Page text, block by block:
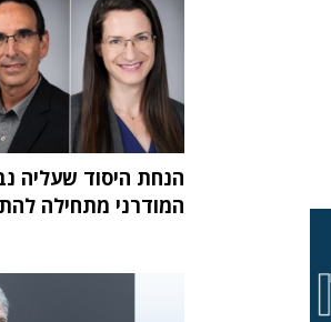
הנחת היסוד שעליה
המודרני מתחילה